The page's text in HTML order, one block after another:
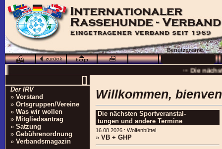
[]
Der IRV
» Vorstand
» Ortsgruppen/Vereine
» Was wir wollen
» Mitgliedsantrag
» Satzung
» Gebührenordnung
» Verbandsmagazin
Willkommen,
Die nächsten Sportveranstal-
tungen und andere Termine
16.08.2026 : Wolfenbüttel
» VB + GHP
···
··· Die
···
··· Besuchen Sie